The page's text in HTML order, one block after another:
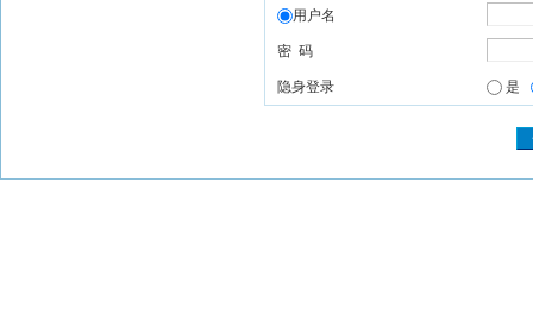
用户名
密 码
隐身登录 是